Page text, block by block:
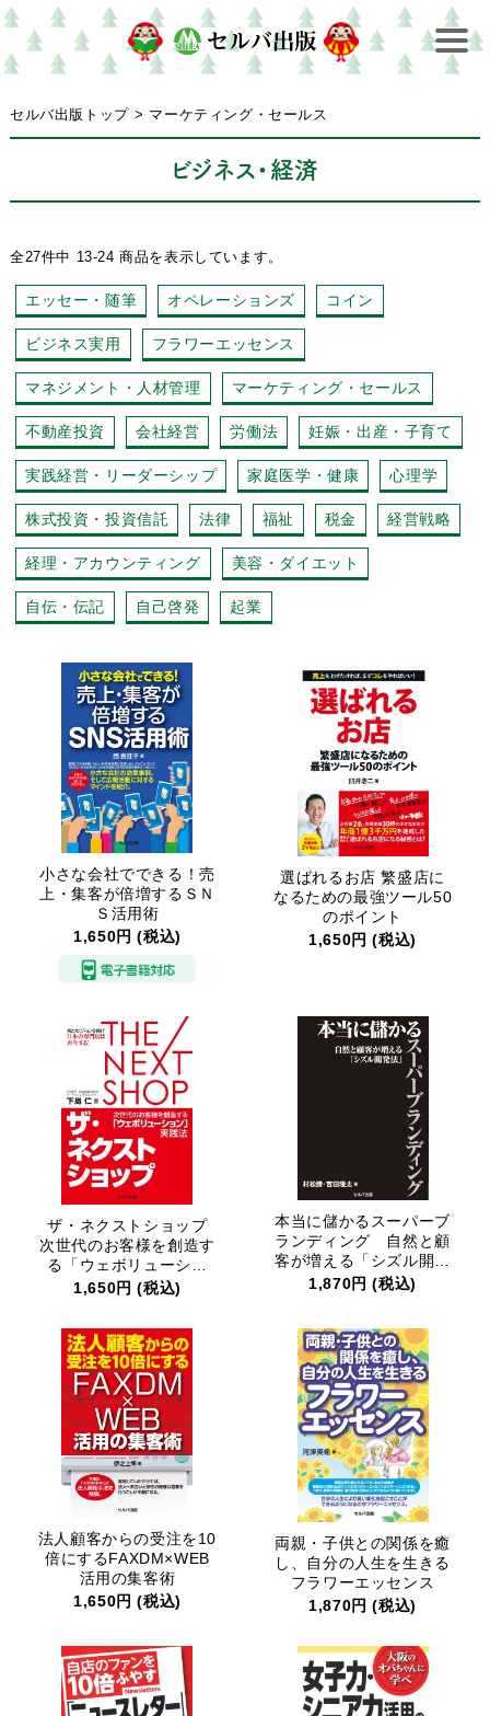
セルバ出版トップ > マーケティング・セールス
ビジネス・経済
全27件中 13-24 商品を表示しています。
エッセー・随筆 オペレーションズ コイン
ビジネス実用 フラワーエッセンス
マネジメント・人材管理 マーケティング・セールス
不動産投資 会社経営 労働法 妊娠・出産・子育て
実践経営・リーダーシップ 家庭医学・健康 心理学
株式投資・投資信託 法律 福祉 税金 経営戦略
経理・アカウンティング 美容・ダイエット
自伝・伝記 自己啓発 起業
小さな会社でできる！売
上・集客が倍増するＳＮ
Ｓ活用術
1,650円 (税込)
選ばれるお店 繁盛店に
なるための最強ツール50
のポイント
1,650円 (税込)
ザ・ネクストショップ
次世代のお客様を創造す
る「ウェボリューショ
ン」実践法
1,650円 (税込)
本当に儲かるスーパーブ
ランディング 自然と顧
客が増える「シズル開発
法」
1,870円 (税込)
法人顧客からの受注を10
倍にするFAXDM×WEB
活用の集客術
1,650円 (税込)
両親・子供との関係を癒
し、自分の人生を生きる
フラワーエッセンス
1,870円 (税込)